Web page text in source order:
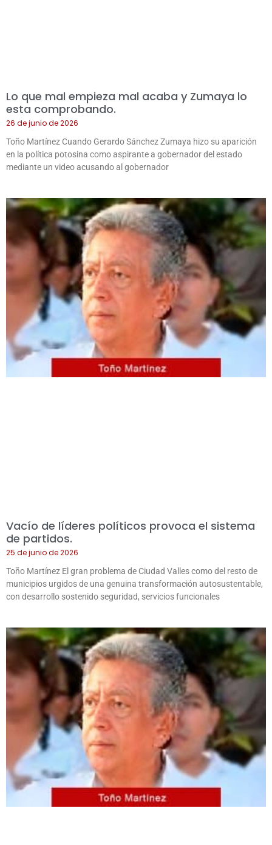
Lo que mal empieza mal acaba y Zumaya lo
esta comprobando.
26 de junio de 2026
Toño Martínez Cuando Gerardo Sánchez Zumaya hizo su aparición
en la política potosina como aspirante a gobernador del estado
mediante un video acusando al gobernador
Vacío de líderes políticos provoca el sistema
de partidos.
25 de junio de 2026
Toño Martínez El gran problema de Ciudad Valles como del resto de
municipios urgidos de una genuina transformación autosustentable,
con desarrollo sostenido seguridad, servicios funcionales